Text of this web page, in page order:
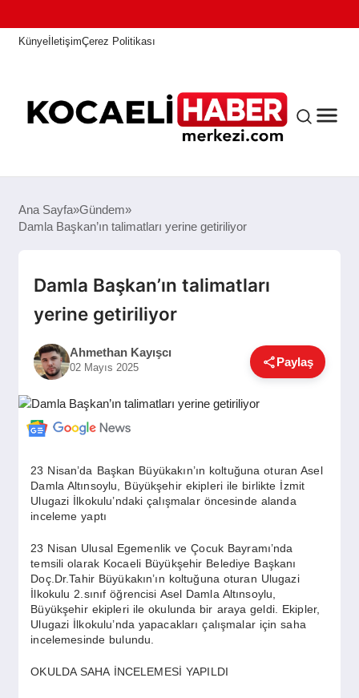
KünyeİletişimÇerez Politikası
ANASAYFA
ASAYIŞ
GÜNDEM
SIYASET
EĞITIM
EKONOMI
DÜNYA
Ana Sayfa Gündem
Damla Başkan’ın talimatları yerine getiriliyor
Damla Başkan’ın talimatları
yerine getiriliyor
Ahmethan Kayışcı
02 Mayıs 2025 Paylaş
23 Nisan’da Başkan Büyükakın’ın koltuğuna oturan Asel
Damla Altınsoylu, Büyükşehir ekipleri ile birlikte İzmit
Ulugazi İlkokulu’ndaki çalışmalar öncesinde alanda
inceleme yaptı
23 Nisan Ulusal Egemenlik ve Çocuk Bayramı’nda
temsili olarak Kocaeli Büyükşehir Belediye Başkanı
Doç.Dr.Tahir Büyükakın’ın koltuğuna oturan Ulugazi
İlkokulu 2.sınıf öğrencisi Asel Damla Altınsoylu,
Büyükşehir ekipleri ile okulunda bir araya geldi. Ekipler,
Ulugazi İlkokulu’nda yapacakları çalışmalar için saha
incelemesinde bulundu.
OKULDA SAHA İNCELEMESİ YAPILDI